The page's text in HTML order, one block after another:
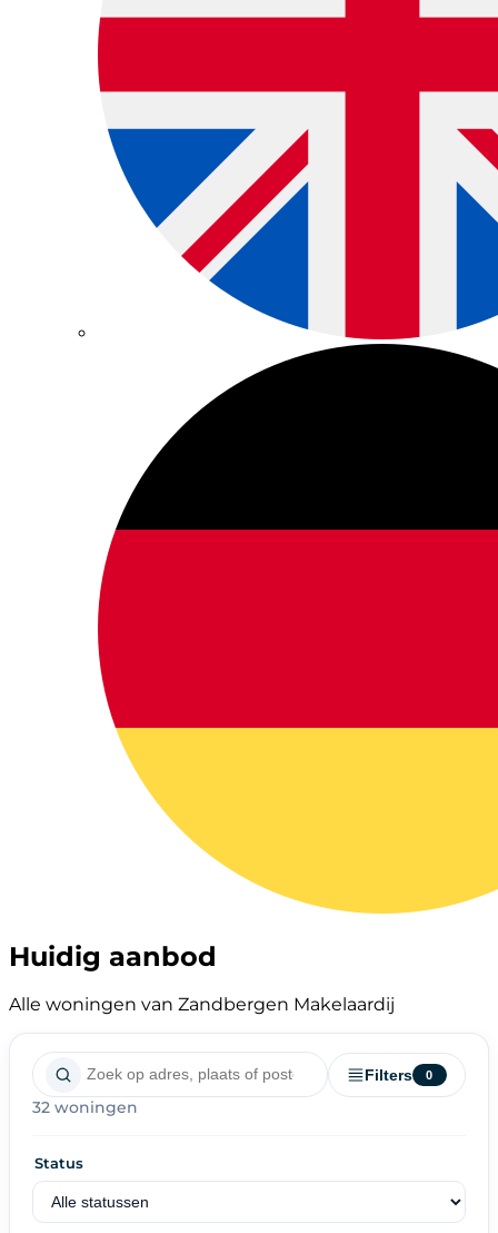
Huidig aanbod
Alle woningen van Zandbergen Makelaardij
Filters 0
32 woningen
Status